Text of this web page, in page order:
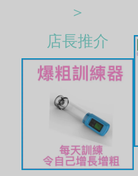
＞
店長推介